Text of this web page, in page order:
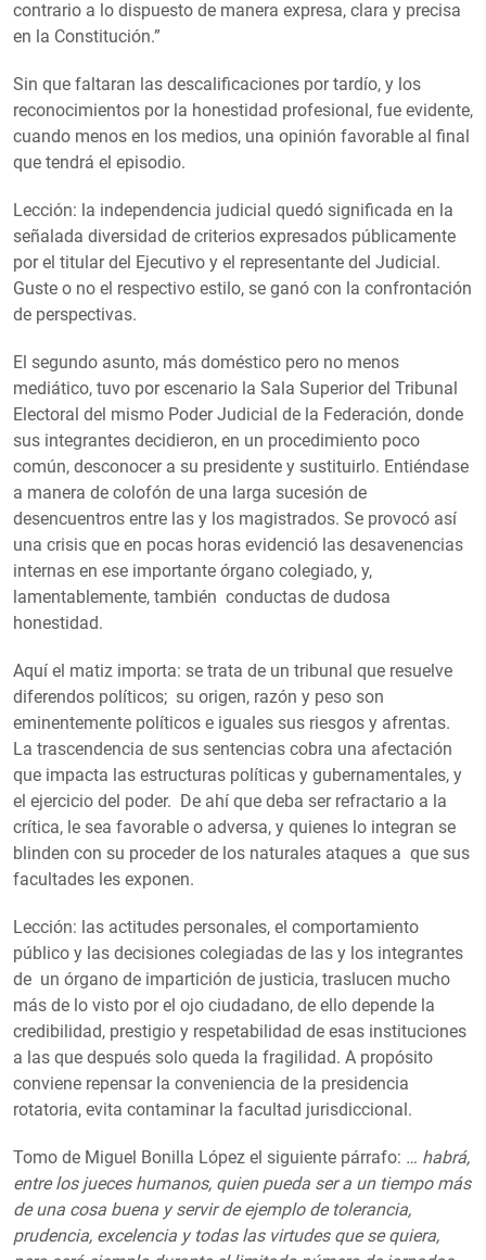
contrario a lo dispuesto de manera expresa, clara y precisa
en la Constitución.”
Sin que faltaran las descalificaciones por tardío, y los
reconocimientos por la honestidad profesional, fue evidente,
cuando menos en los medios, una opinión favorable al final
que tendrá el episodio.
Lección: la independencia judicial quedó significada en la
señalada diversidad de criterios expresados públicamente
por el titular del Ejecutivo y el representante del Judicial.
Guste o no el respectivo estilo, se ganó con la confrontación
de perspectivas.
El segundo asunto, más doméstico pero no menos
mediático, tuvo por escenario la Sala Superior del Tribunal
Electoral del mismo Poder Judicial de la Federación, donde
sus integrantes decidieron, en un procedimiento poco
común, desconocer a su presidente y sustituirlo. Entiéndase
a manera de colofón de una larga sucesión de
desencuentros entre las y los magistrados. Se provocó así
una crisis que en pocas horas evidenció las desavenencias
internas en ese importante órgano colegiado, y,
lamentablemente, también conductas de dudosa
honestidad.
Aquí el matiz importa: se trata de un tribunal que resuelve
diferendos políticos; su origen, razón y peso son
eminentemente políticos e iguales sus riesgos y afrentas.
La trascendencia de sus sentencias cobra una afectación
que impacta las estructuras políticas y gubernamentales, y
el ejercicio del poder. De ahí que deba ser refractario a la
crítica, le sea favorable o adversa, y quienes lo integran se
blinden con su proceder de los naturales ataques a que sus
facultades les exponen.
Lección: las actitudes personales, el comportamiento
público y las decisiones colegiadas de las y los integrantes
de un órgano de impartición de justicia, traslucen mucho
más de lo visto por el ojo ciudadano, de ello depende la
credibilidad, prestigio y respetabilidad de esas instituciones
a las que después solo queda la fragilidad. A propósito
conviene repensar la conveniencia de la presidencia
rotatoria, evita contaminar la facultad jurisdiccional.
Tomo de Miguel Bonilla López el siguiente párrafo: … habrá,
entre los jueces humanos, quien pueda ser a un tiempo más
de una cosa buena y servir de ejemplo de tolerancia,
prudencia, excelencia y todas las virtudes que se quiera,